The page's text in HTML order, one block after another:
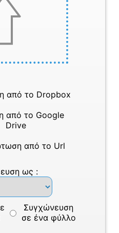
από το Dropbox
από το Google
Drive
από το Url
ως :
Συγχώνευση
σε ένα φύλλο